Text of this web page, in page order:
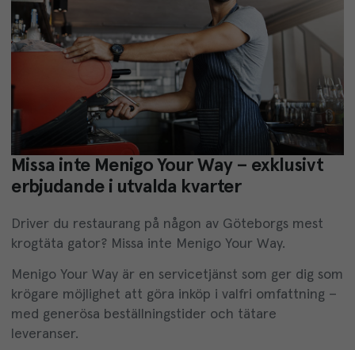
Missa inte Menigo Your Way – exklusivt
erbjudande i utvalda kvarter
Driver du restaurang på någon av Göteborgs mest
krogtäta gator? Missa inte Menigo Your Way.
Menigo Your Way är en servicetjänst som ger dig som
krögare möjlighet att göra inköp i valfri omfattning –
med generösa beställningstider och tätare
leveranser.